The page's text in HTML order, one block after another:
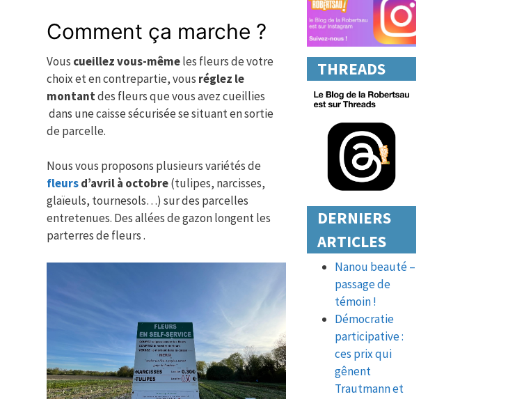
Comment ça marche ?
Vous cueillez vous-mêmeles fleurs de votre
choix et en contrepartie, vous réglez le
montantdes fleurs que vous avez cueillies
dans une caisse sécurisée se situant en sortie
de parcelle.
Nous vous proposons plusieurs variétés de
fleursd’avril à octobre(tulipes, narcisses,
glaïeuls, tournesols…) sur des parcelles
entretenues. Des allées de gazon longent les
parterres de fleurs .
THREADS
DERNIERS
ARTICLES
Nanou beauté –
passage de
témoin !
Démocratie
participative :
ces prix qui
gênent
Trautmann et